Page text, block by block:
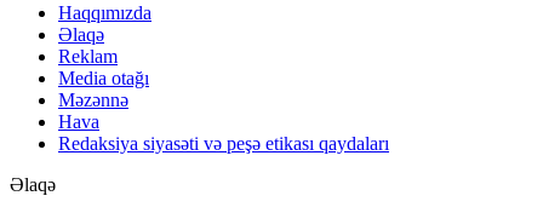
Haqqımızda
Əlaqə
Reklam
Media otağı
Məzənnə
Hava
Redaksiya siyasəti və peşə etikası qaydaları
Əlaqə